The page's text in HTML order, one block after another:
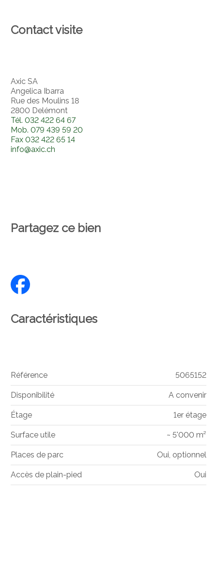
Contact visite
Axic SA
Angelica Ibarra
Rue des Moulins 18
2800 Delémont
Tél.032 422 64 67
Mob.079 439 59 20
Fax032 422 65 14
info@axic.ch
Partagez ce bien
Caractéristiques
Référence 5065152
Disponibilité A convenir
Étage 1er étage
Surface utile ~ 5'000 m²
Places de parc Oui, optionnel
Accès de plain-pied Oui